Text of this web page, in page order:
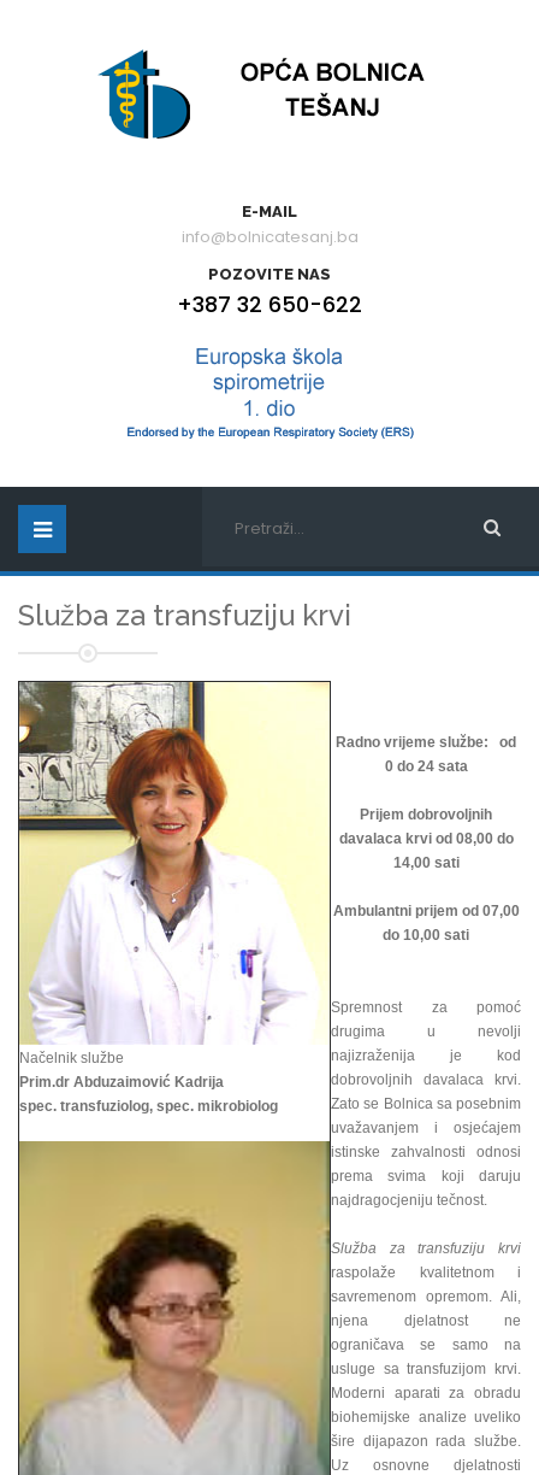
E-MAIL
info@bolnicatesanj.ba
POZOVITE NAS
+387 32 650-622
Služba za transfuziju krvi
Načelnik službe
Prim.dr Abduzaimović Kadrija
spec. transfuziolog, spec. mikrobiolog
Radno vrijeme službe: od
0 do 24 sata
Prijem dobrovoljnih
davalaca krvi od 08,00 do
14,00 sati
Ambulantni prijem od 07,00
do 10,00 sati
Spremnost za pomoć
drugima u nevolji
najizraženija je kod
dobrovoljnih davalaca krvi.
Zato se Bolnica sa posebnim
uvažavanjem i osjećajem
istinske zahvalnosti odnosi
prema svima koji daruju
najdragocjeniju tečnost.
Služba za transfuziju krvi
raspolaže kvalitetnom i
savremenom opremom. Ali,
njena djelatnost ne
ograničava se samo na
usluge sa transfuzijom krvi.
Moderni aparati za obradu
biohemijske analize uveliko
šire dijapazon rada službe.
Uz osnovne djelatnosti